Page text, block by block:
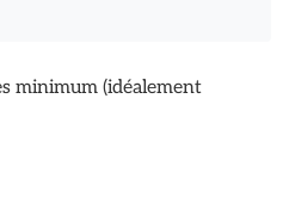
minimum (idéalement